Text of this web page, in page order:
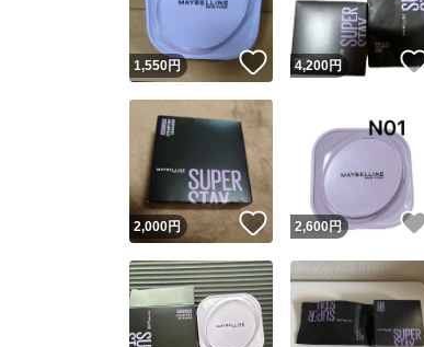
1,550円 いいね！
4,200円
2,000円 いいね！
2,600円